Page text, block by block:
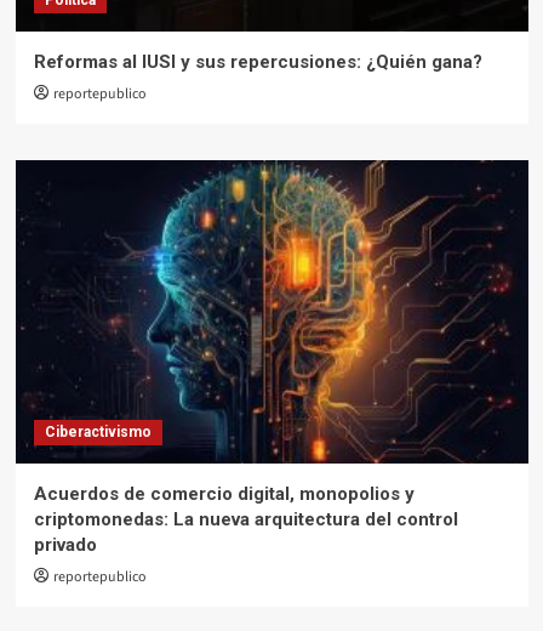
Reformas al IUSI y sus repercusiones: ¿Quién gana?
reportepublico
Ciberactivismo
Acuerdos de comercio digital, monopolios y
criptomonedas: La nueva arquitectura del control
privado
reportepublico